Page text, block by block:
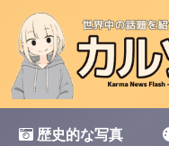
歴史的な写真